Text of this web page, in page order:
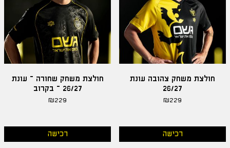
חולצת משחק צהובה עונת
26/27
₪229
רכישה
חולצת משחק שחורה – עונת
26/27 – בקרוב
₪229
רכישה